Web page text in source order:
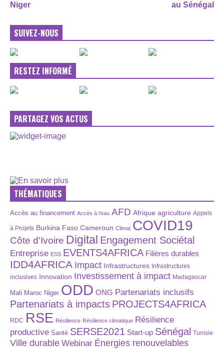
Niger
au Sénégal
SUIVEZ-NOUS
RESTEZ INFORMÉ
PARTAGEZ VOS ACTUS
THÉMATIQUES
Accès au financement Accès à l’eau AFD Afrique agriculture Appels
à Projets Burkina Faso Cameroun Climat COVID19
Côte d'Ivoire Digital Engagement Sociétal
Entreprise ESS EVENTS4AFRICA Filières durables
IDD4AFRICA Impact Infrastructures Infrastructures
inclusives Innovation Investissement à impact Madagascar
Mali Maroc Niger ODD ONG Partenariats inclusifs
Partenariats à impacts PROJECTS4AFRICA
RDC RSE Résilience Résilience climatique Résilience
productive Santé SERSE2021 Start-up Sénégal Tunisie
Ville durable Webinar Énergies renouvelables